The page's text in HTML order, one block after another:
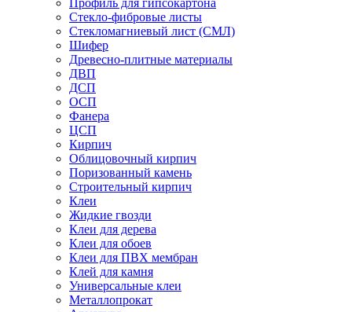
Стекло-фибровые листы
Стекломагниевый лист (СМЛ)
Шифер
Древесно-плитные материалы
ДВП
ДСП
ОСП
Фанера
ЦСП
Кирпич
Облицовочный кирпич
Поризованный камень
Строительный кирпич
Клеи
Жидкие гвозди
Клеи для дерева
Клеи для обоев
Клеи для ПВХ мембран
Клей для камня
Универсальные клеи
Металлопрокат